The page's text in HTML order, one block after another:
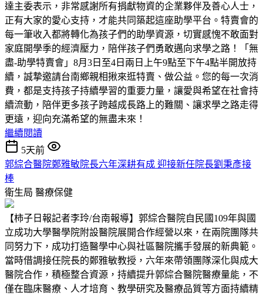
達主委表示，非常感謝所有捐獻物資的企業夥伴及善心人士，
正有大家的愛心支持，才能共同築起這座助學平台。特賣會的
每一筆收入都將轉化為孩子們的助學資源，切實感愧不敢面對
家庭開學季的經濟壓力，陪伴孩子們勇敢邁向求學之路！「無
盡-助學特賣會」8月3日至4日兩日上午9點至下午4點半開放持
續，誠摯邀請台南鄉親相揪來逛特賣、做公益。您的每一次消
費，都是支持孩子持續學習的重要力量，讓愛與希望在社會持
續流動，陪伴更多孩子跨越成長路上的難關、讓求學之路走得
更遠，迎向充滿希望的無盡未來！
繼續閱讀
5天前
郭綜合醫院鄭雅敏院長六年深耕有成 迎接新任院長劉秉彥接
棒
衛生局 醫療保健
【柿子日報記者李玲/台南報導】郭綜合醫院自民國109年與國
立成功大學醫學院附設醫院展開合作經營以來，在兩院團隊共
同努力下，成功打造醫學中心與社區醫院攜手發展的新典範。
當時借調接任院長的鄭雅敏教授，六年來帶領團隊深化與成大
醫院合作，積極整合資源，持續提升郭綜合醫院醫療量能，不
僅在臨床醫療、人才培育、教學研究及醫療品質等方面持續精